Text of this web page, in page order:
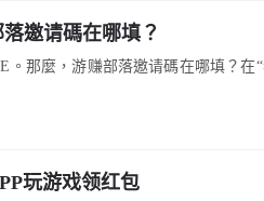
邀请碼在哪填？
那麼，游赚部落邀请碼在哪填？在
玩游戏领红包